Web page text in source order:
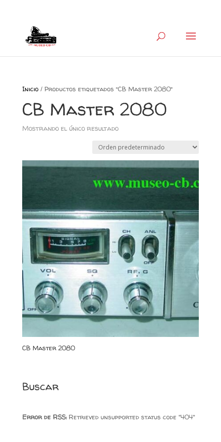
Inicio/ Productos etiquetados “CB Master 2080”
CB Master 2080
Mostrando el único resultado
CB Master 2080
Buscar
Error de RSS:Retrieved unsupported status code "404"